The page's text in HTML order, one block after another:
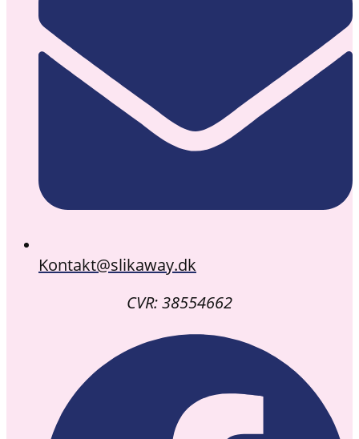
Kontakt@slikaway.dk
CVR: 38554662